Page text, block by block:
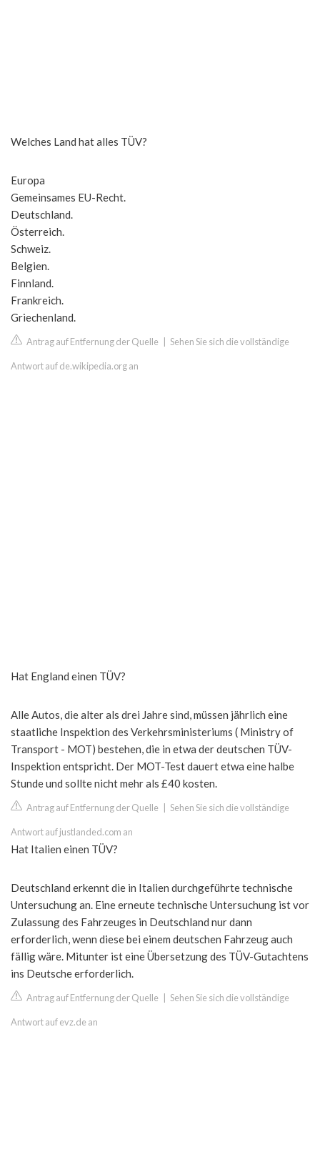
Welches Land hat alles TÜV?
Europa
Gemeinsames EU-Recht.
Deutschland.
Österreich.
Schweiz.
Belgien.
Finnland.
Frankreich.
Griechenland.
Antrag auf Entfernung der Quelle Sehen Sie sich die vollständige
Antwort auf de.wikipedia.org an
Hat England einen TÜV?
Alle Autos, die alter als drei Jahre sind, müssen jährlich eine
staatliche Inspektion des Verkehrsministeriums ( Ministry of
Transport - MOT) bestehen, die in etwa der deutschen TÜV-
Inspektion entspricht. Der MOT-Test dauert etwa eine halbe
Stunde und sollte nicht mehr als £40 kosten.
Antrag auf Entfernung der Quelle Sehen Sie sich die vollständige
Antwort auf justlanded.com an
Hat Italien einen TÜV?
Deutschland erkennt die in Italien durchgeführte technische
Untersuchung an. Eine erneute technische Untersuchung ist vor
Zulassung des Fahrzeuges in Deutschland nur dann
erforderlich, wenn diese bei einem deutschen Fahrzeug auch
fällig wäre. Mitunter ist eine Übersetzung des TÜV-Gutachtens
ins Deutsche erforderlich.
Antrag auf Entfernung der Quelle Sehen Sie sich die vollständige
Antwort auf evz.de an